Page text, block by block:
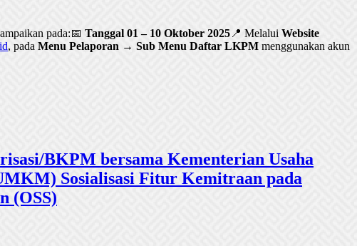
pada:📅 Tanggal 01 – 10 Oktober 2025 📍 Melalui Website
, pada Menu Pelaporan → Sub Menu Daftar LKPM menggunakan akun
BKPM bersama Kementerian Usaha
Sosialisasi Fitur Kemitraan pada
(OSS)